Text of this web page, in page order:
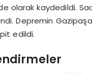
olarak kaydedildi.
Depremin
edildi.